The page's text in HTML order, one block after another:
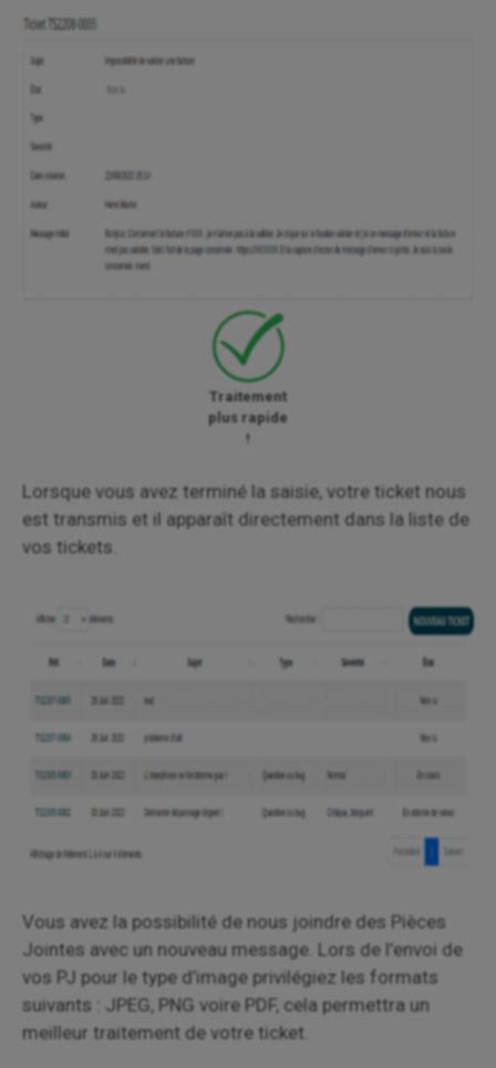
Traitement
plus rapide
!
Lorsque vous avez terminé la saisie, votre ticket nous
est transmis et il apparaît directement dans la liste de
vos tickets.
Vous avez la possibilité de nous joindre des Pièces
Jointes avec un nouveau message. Lors de l’envoi de
vos PJ pour le type d’image privilégiez les formats
suivants : JPEG, PNG voire PDF, cela permettra un
meilleur traitement de votre ticket.